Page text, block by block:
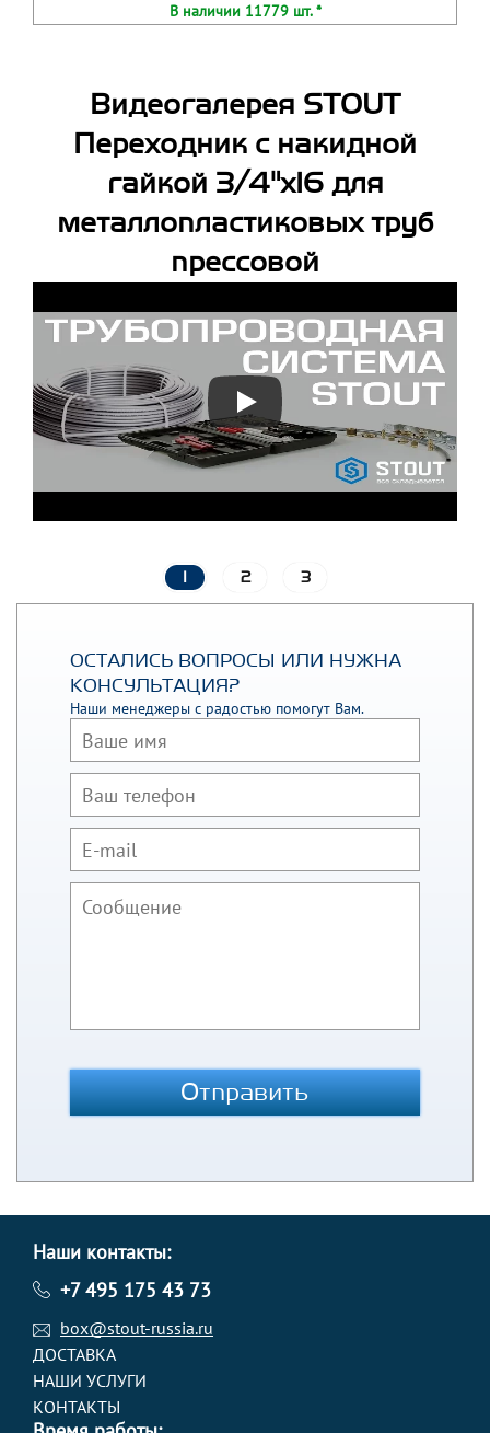
В наличии 11779 шт. *
Видеогалерея STOUT
Переходник с накидной
гайкой 3/4"х16 для
металлопластиковых труб
прессовой
2 3
ОСТАЛИСЬ ВОПРОСЫ ИЛИ НУЖНА
КОНСУЛЬТАЦИЯ?
Наши менеджеры с радостью помогут Вам.
Отправить
Наши контакты:
+7 495 175 43 73
box@stout-russia.ru
ДОСТАВКА
НАШИ УСЛУГИ
КОНТАКТЫ